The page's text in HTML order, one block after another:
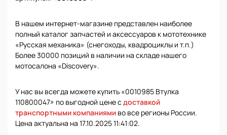
В нашем интернет-магазине представлен наиболее
полный каталог запчастей и аксессуаров к мототехнике
«Русская механика» (снегоходы, квадроциклы и т.п.)
Более 30000 позиций в наличии на складе нашего
мотосалона «Discovery».
У нас вы всегда можете купить «0010985 Втулка
110800047» по выгодной цене с доставкой
транспортными компаниями во все регионы России.
Цена актуальна на 17.10.2025 11:41:02.